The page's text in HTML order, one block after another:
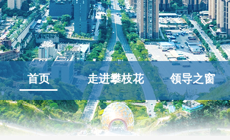
首页 走进攀枝花 领导之窗